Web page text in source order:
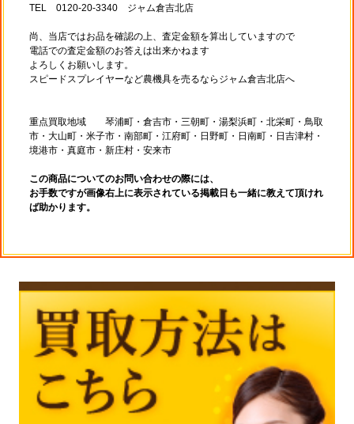
TEL 0120-20-3340 ジャム倉吉北店
尚、当店ではお品を確認の上、査定金額を算出していますので
電話での査定金額のお答えは出来かねます
よろしくお願いします。
スピードスプレイヤーなど農機具を売るならジャム倉吉北店へ
重点買取地域 琴浦町・倉吉市・三朝町・湯梨浜町・北栄町・鳥取
市・大山町・米子市・南部町・江府町・日野町・日南町・日吉津村・
境港市・真庭市・新庄村・安来市
この商品についてのお問い合わせの際には、
お手数ですが画像右上に表示されている掲載日も一緒に教えて頂けれ
ば助かります。